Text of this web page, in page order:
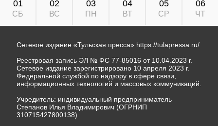
01
СБ
02
ВС
03
ПН
04
ВТ
05
СР
06
ЧТ
Сетевое издание «Тульская пресса» https://tulapressa.ru/
Реестровая запись ЭЛ № ФС 77-85016 от 10.04.2023 г.
Сетевое издание зарегистрировано 10 апреля 2023 г.
Федеральной службой по надзору в сфере связи,
информационных технологий и массовых коммуникаций.
Учредитель: индивидуальный предприниматель
Степанов Илья Владимирович (ОГРНИП
310715427800138).